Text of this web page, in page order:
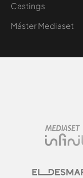
Castings
Máster Mediaset